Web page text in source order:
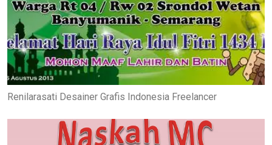
Renilarasati Desainer Grafis Indonesia Freelancer